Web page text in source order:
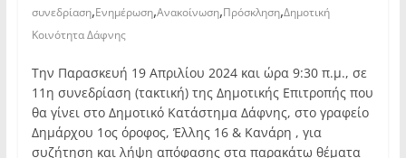
συνεδρίαση,Ενημέρωση,Ανακοίνωση,Πρόσκληση,Δημοτική
Κοινότητα Δάφνης
Την Παρασκευή 19 Απριλίου 2024 και ώρα 9:30 π.μ., σε
11η συνεδρίαση (τακτική) της Δημοτικής Επιτροπής που
θα γίνει στο Δημοτικό Κατάστημα Δάφνης, στο γραφείο
Δημάρχου 1ος όροφος, Έλλης 16 & Κανάρη , για
συζήτηση και λήψη απόφασης στα παρακάτω θέματα